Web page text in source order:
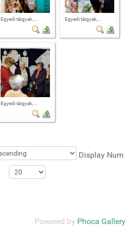
Egyedi tárgyak,... Egyedi tárgyak,...
Egyedi tárgyak,...
Display Num
Powered by Phoca Gallery